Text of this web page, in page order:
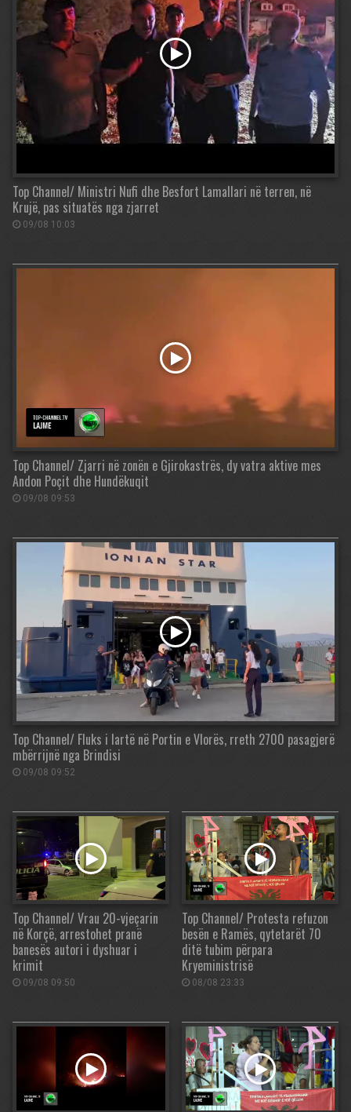
Top Channel/ Ministri Nufi dhe Besfort Lamallari në terren, në
Krujë, pas situatës nga zjarret
09/08 10:03
Top Channel/ Zjarri në zonën e Gjirokastrës, dy vatra aktive mes
Andon Poçit dhe Hundëkuqit
09/08 09:53
Top Channel/ Fluks i lartë në Portin e Vlorës, rreth 2700 pasagjerë
mbërrijnë nga Brindisi
09/08 09:52
Top Channel/ Vrau 20-vjeçarin
në Korçë, arrestohet pranë
banesës autori i dyshuar i
krimit
09/08 09:50
Top Channel/ Protesta refuzon
besën e Ramës, qytetarët 70
ditë tubim përpara
Kryeministrisë
08/08 23:33